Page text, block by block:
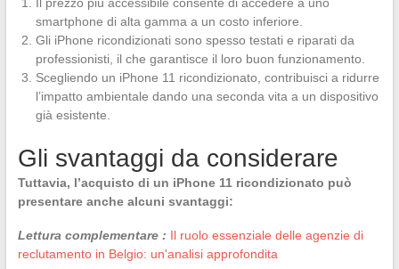
smartphone di alta gamma a un costo inferiore.
Gli iPhone ricondizionati sono spesso testati e riparati da
professionisti, il che garantisce il loro buon funzionamento.
Scegliendo un iPhone 11 ricondizionato, contribuisci a ridurre
l’impatto ambientale dando una seconda vita a un dispositivo
già esistente.
Gli svantaggi da considerare
Tuttavia, l’acquisto di un iPhone 11 ricondizionato può
presentare anche alcuni svantaggi:
Lettura complementare : Il ruolo essenziale delle agenzie di
reclutamento in Belgio: un'analisi approfondita